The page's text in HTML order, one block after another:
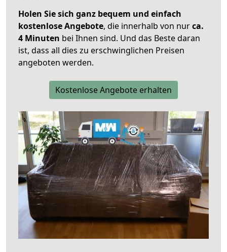
Holen Sie sich ganz bequem und einfach
kostenlose Angebote, die innerhalb von nurca.
4 Minuten bei Ihnen sind. Und das Beste daran
ist, dass all dies zu erschwinglichen Preisen
angeboten werden.
Kostenlose Angebote erhalten